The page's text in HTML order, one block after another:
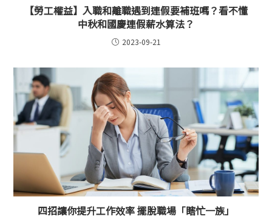
【勞工權益】入職和離職遇到連假要補班嗎？看不懂
中秋和國慶連假薪水算法？
2023-09-21
四招讓你提升工作效率 擺脫職場「瞎忙一族」